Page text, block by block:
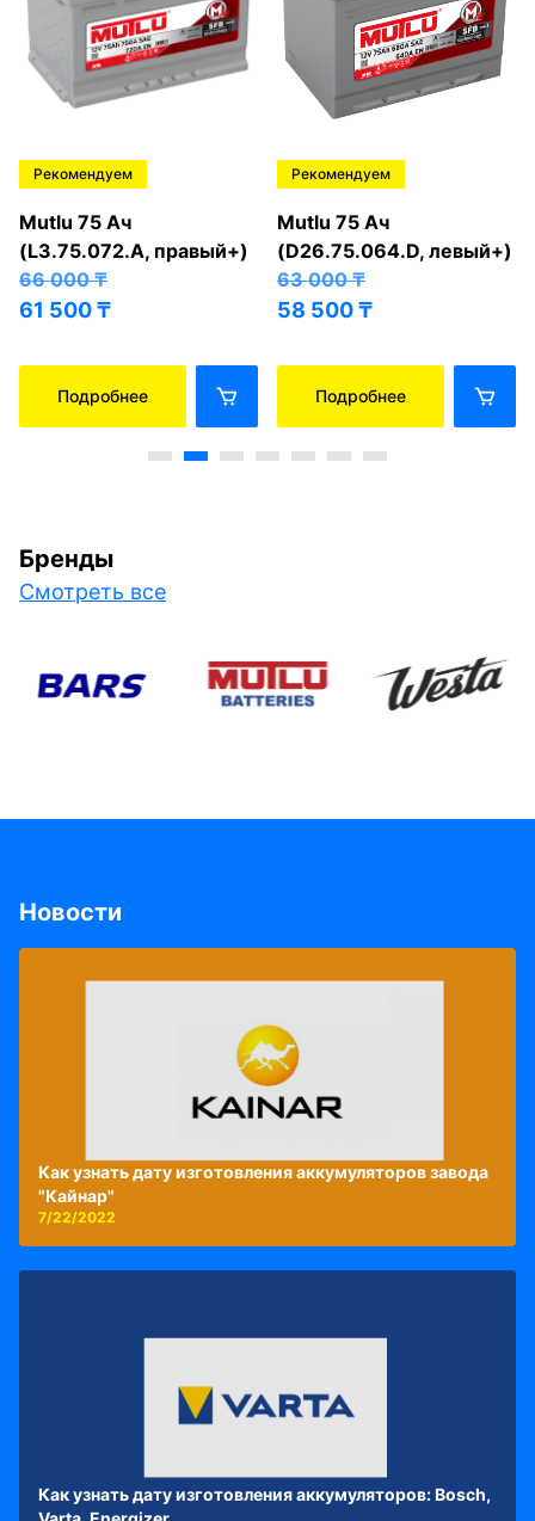
Рекомендуем
Mutlu 75 Ач
(L3.75.072.A, правый+)
66 000₸
61 500₸
Подробнее
Рекомендуем
Mutlu 75 Ач
(D26.75.064.D, левый+)
63 000₸
58 500₸
Подробнее
Бренды
Смотреть все
Новости
Как узнать дату изготовления аккумуляторов завода
"Кайнар"
7/22/2022
Как узнать дату изготовления аккумуляторов: Bosch,